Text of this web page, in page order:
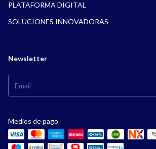
PLATAFORMA DIGITAL
SOLUCIONES INNOVADORAS
Newsletter
Medios de pago